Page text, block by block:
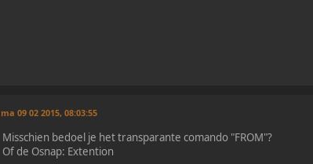
ma 09 02 2015, 08:03:55
Misschien bedoel je het transparante comando "FROM"?
Of de Osnap: Extention